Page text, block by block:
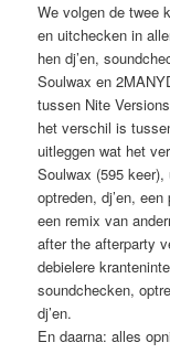
We volgen de twee
en uitchecken in
hen dj’en,
Soulwax en
tussen Nite
het verschil is
uitleggen wat het
Soulwax (595
optreden, dj’en,
een remix van
after the afterparty
debielere
soundchecken,
dj’en.
En daarna: alles